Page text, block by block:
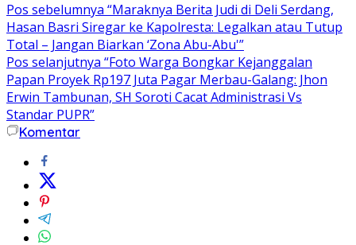
Pos sebelumnya “Maraknya Berita Judi di Deli Serdang,
Hasan Basri Siregar ke Kapolresta: Legalkan atau Tutup
Total – Jangan Biarkan ‘Zona Abu-Abu'”
Pos selanjutnya “Foto Warga Bongkar Kejanggalan
Papan Proyek Rp197 Juta Pagar Merbau-Galang: Jhon
Erwin Tambunan, SH Soroti Cacat Administrasi Vs
Standar PUPR”
Komentar